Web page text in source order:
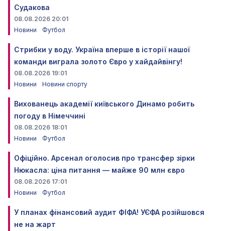
Судакова
08.08.2026 20:01
Новини
Футбол
Стрибки у воду. Україна вперше в історії нашої
команди виграла золото Євро у хайдайвінгу!
08.08.2026 19:01
Новини
Новини спорту
Вихованець академії київського Динамо робить
погоду в Німеччині
08.08.2026 18:01
Новини
Футбол
Офіційно. Арсенал оголосив про трансфер зірки
Нюкасла: ціна питання — майже 90 млн євро
08.08.2026 17:01
Новини
Футбол
У планах фінансовий аудит ФІФА! УЄФА розійшовся
не на жарт